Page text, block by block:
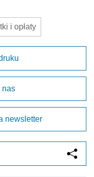
i opłaty
nas
newsletter